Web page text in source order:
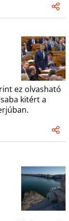
ez olvasható
kitért a